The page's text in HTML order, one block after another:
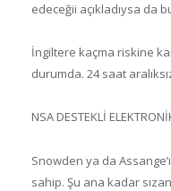
edeceğii açıkladıysa da
İngiltere kaçma riskine
durumda. 24 saat
NSA DESTEKLİ
Snowden ya da
sahip. Şu ana kadar